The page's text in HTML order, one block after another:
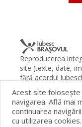
Reproducerea
site (texte, date,
fără acordul
Termeni şi condiţii
Cookies
© 2026
Acest site foloseşte
navigarea. Află mai
continuarea
cu utilizarea cookies.